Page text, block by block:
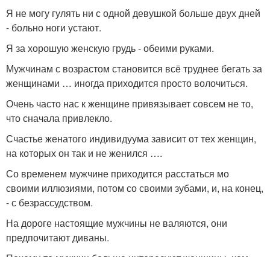
Я не могу гулять ни с одной девушкой больше двух дней
- больно ноги устают.
Я за хорошую женскую грудь - обеими руками.
Мужчинам с возрастом становится всё труднее бегать за
женщинами … иногда приходится просто волочиться.
Очень часто нас к женщине привязывает совсем не то,
что сначала привлекло.
Счастье женатого индивидуума зависит от тех женщин,
на которых он так и не женился ….
Со временем мужчине приходится расстаться мо
своими иллюзиями, потом со своими зубами, и, на конец,
- с безрассудством.
На дороге настоящие мужчины не валяются, они
предпочитают диваны.